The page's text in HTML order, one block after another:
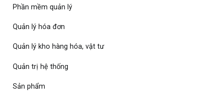
Phần mềm quản lý
Quản lý hóa đơn
Quản lý kho hàng hóa, vật tư
Quản trị hệ thống
Sản phẩm